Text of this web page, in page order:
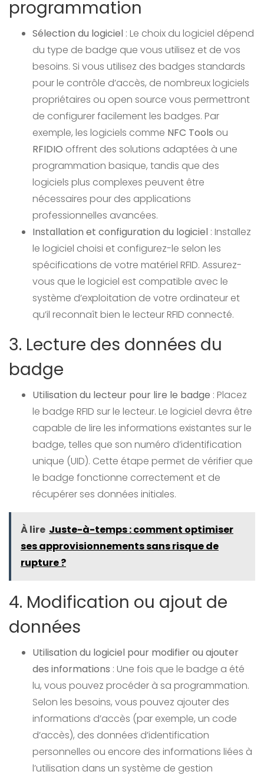
programmation
Sélection du logiciel : Le choix du logiciel dépend
du type de badge que vous utilisez et de vos
besoins. Si vous utilisez des badges standards
pour le contrôle d’accès, de nombreux logiciels
propriétaires ou open source vous permettront
de configurer facilement les badges. Par
exemple, les logiciels comme NFC Tools ou
RFIDIO offrent des solutions adaptées à une
programmation basique, tandis que des
logiciels plus complexes peuvent être
nécessaires pour des applications
professionnelles avancées.
Installation et configuration du logiciel : Installez
le logiciel choisi et configurez-le selon les
spécifications de votre matériel RFID. Assurez-
vous que le logiciel est compatible avec le
système d’exploitation de votre ordinateur et
qu’il reconnaît bien le lecteur RFID connecté.
3. Lecture des données du
badge
Utilisation du lecteur pour lire le badge : Placez
le badge RFID sur le lecteur. Le logiciel devra être
capable de lire les informations existantes sur le
badge, telles que son numéro d’identification
unique (UID). Cette étape permet de vérifier que
le badge fonctionne correctement et de
récupérer ses données initiales.
À lire Juste-à-temps : comment optimiser
ses approvisionnements sans risque de
rupture ?
4. Modification ou ajout de
données
Utilisation du logiciel pour modifier ou ajouter
des informations : Une fois que le badge a été
lu, vous pouvez procéder à sa programmation.
Selon les besoins, vous pouvez ajouter des
informations d’accès (par exemple, un code
d’accès), des données d’identification
personnelles ou encore des informations liées à
l’utilisation dans un système de gestion